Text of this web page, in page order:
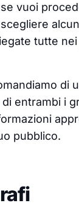
vuoi
tutte
di
entrambi i
pubblico.